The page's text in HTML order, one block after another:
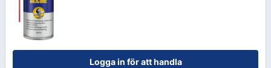
Logga in för att handla